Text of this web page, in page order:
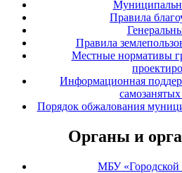
Правила
Правила
Местные нормативы
Информационная
Порядок обжалования
Органы и
МБУ «Городской